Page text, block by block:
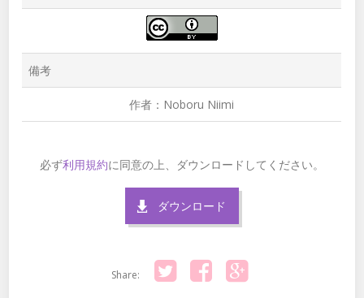
備考
作者：Noboru Niimi
必ず利用規約に同意の上、ダウンロードしてください。
ダウンロード
Share: